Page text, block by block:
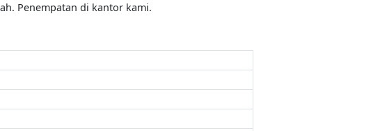
Penempatan di kantor kami.